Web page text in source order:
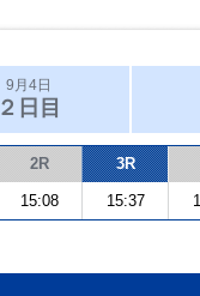
9月4日
２日目
2R 3R
15:08 15:37